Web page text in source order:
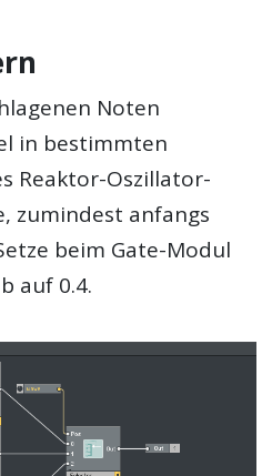
Noten
in bestimmten
Reaktor-Oszillator-
zumindest anfangs
beim Gate-Modul
auf 0.4.